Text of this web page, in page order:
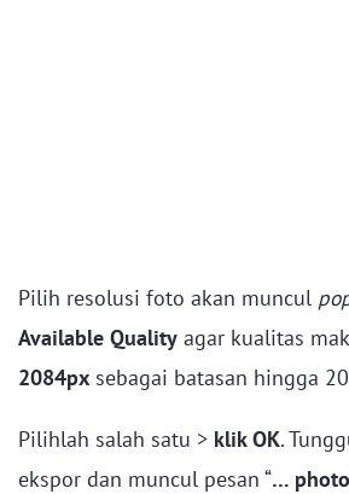
Pilih resolusi foto akan muncul
Available Quality agar kualitas
2084px sebagai batasan hingga
Pilihlah salah satu > klik OK.
ekspor dan muncul pesan “…